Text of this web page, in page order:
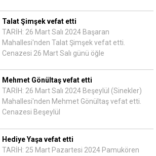
Talat Şimşek vefat etti
TARİH: 26 Mart Salı 2024 Başaran
Mahallesi'nden Talat Şimşek vefat etti.
Cenazesi 26 Mart Salı günü öğle
Mehmet Gönültaş vefat etti
TARİH: 26 Mart Salı 2024 Beşeylül (Sinekler)
Mahallesi'nden Mehmet Gönültaş vefat etti.
Cenazesi Beşeylül
Hediye Yaşa vefat etti
TARİH: 25 Mart Pazartesi 2024 Pamukören